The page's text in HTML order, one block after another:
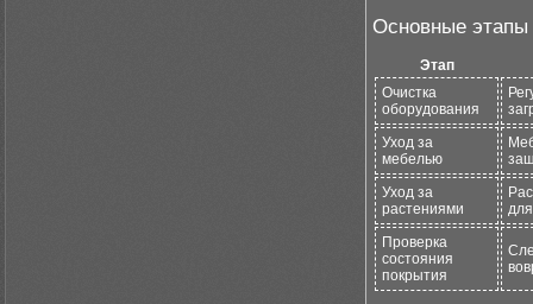
Основные
Этап
Очистка
оборудования
Уход за
мебелью
Уход за
растениями
Проверка
состояния
покрытия